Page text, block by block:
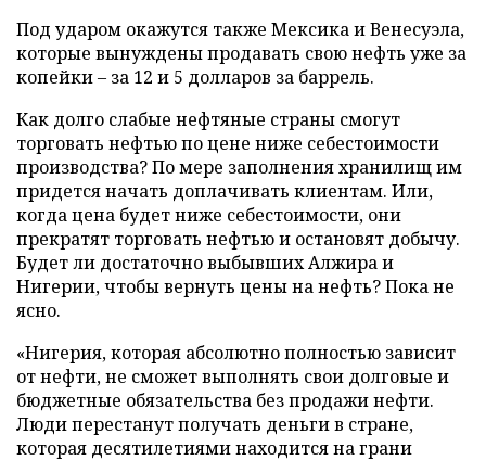
Под ударом окажутся также Мексика и Венесуэла,
которые вынуждены продавать свою нефть уже за
копейки – за 12 и 5 долларов за баррель.
Как долго слабые нефтяные страны смогут
торговать нефтью по цене ниже себестоимости
производства? По мере заполнения хранилищ им
придется начать доплачивать клиентам. Или,
когда цена будет ниже себестоимости, они
прекратят торговать нефтью и остановят добычу.
Будет ли достаточно выбывших Алжира и
Нигерии, чтобы вернуть цены на нефть? Пока не
ясно.
«Нигерия, которая абсолютно полностью зависит
от нефти, не сможет выполнять свои долговые и
бюджетные обязательства без продажи нефти.
Люди перестанут получать деньги в стране,
которая десятилетиями находится на грани